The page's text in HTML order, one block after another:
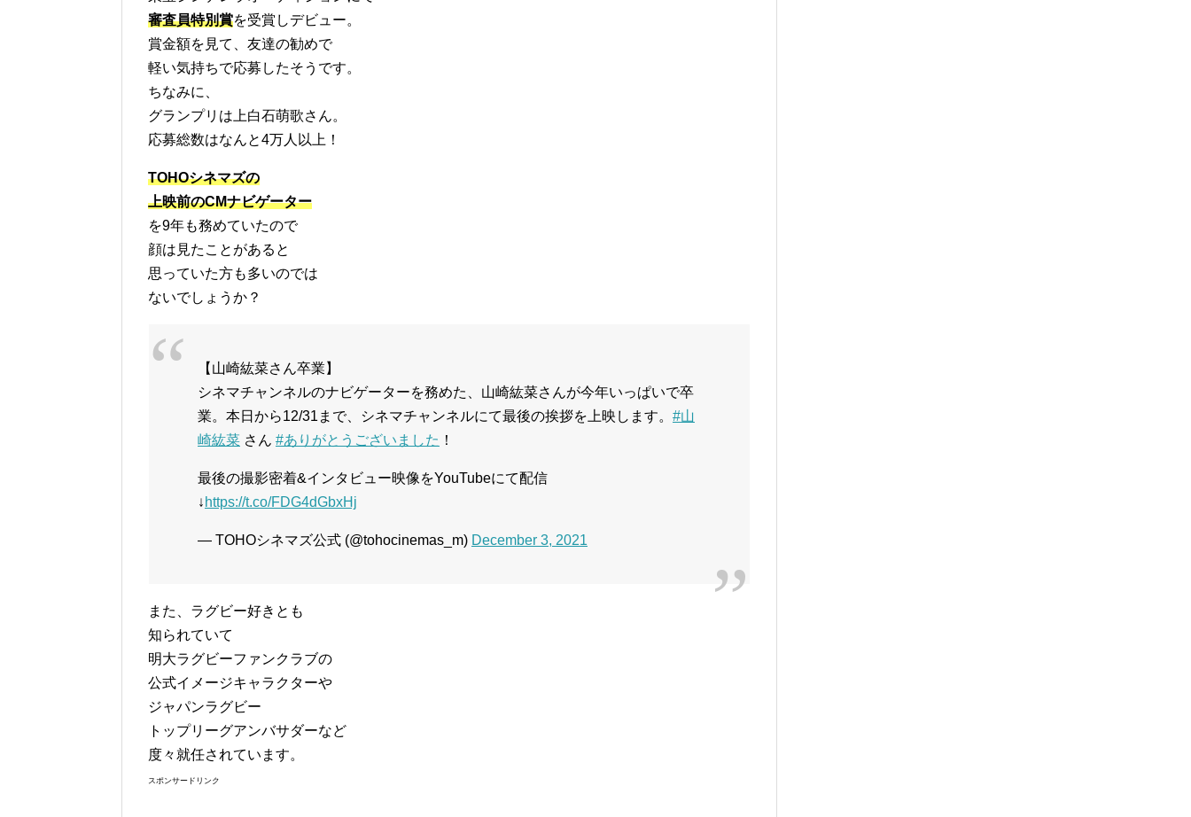
審査員特別賞を受賞しデビュー。
賞金額を見て、友達の勧めで
軽い気持ちで応募したそうです。
ちなみに、
グランプリは上白石萌歌さん。
応募総数はなんと4万人以上！
TOHOシネマズの
上映前のCMナビゲーター
を9年も務めていたので
顔は見たことがあると
思っていた方も多いのでは
ないでしょうか？
【山崎紘菜さん卒業】
シネマチャンネルのナビゲーターを務めた、山崎紘菜さんが今年いっぱいで卒
業。本日から12/31まで、シネマチャンネルにて最後の挨拶を上映します。 #山
崎紘菜 さん #ありがとうございました ！
最後の撮影密着&インタビュー映像をYouTubeにて配信
↓ https://t.co/FDG4dGbxHj
— TOHOシネマズ公式 (@tohocinemas_m) December 3, 2021
また、ラグビー好きとも
知られていて
明大ラグビーファンクラブの
公式イメージキャラクターや
ジャパンラグビー
トップリーグアンバサダーなど
度々就任されています。
スポンサードリンク